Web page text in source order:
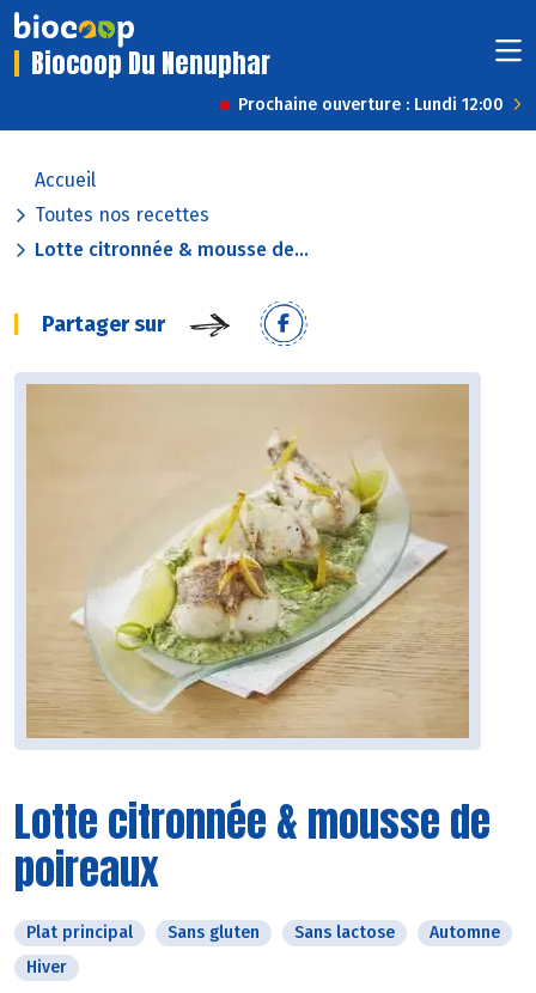
Biocoop Du Nenuphar
Prochaine ouverture : Lundi 12:00
Accueil
Toutes nos recettes
Lotte citronnée & mousse de...
Partager sur
Lotte citronnée & mousse de
poireaux
Plat principal Sans gluten Sans lactose
Automne
Hiver